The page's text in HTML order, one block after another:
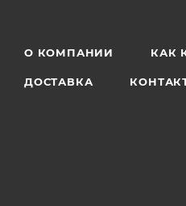
О КОМПАНИИ КАК
ДОСТАВКА